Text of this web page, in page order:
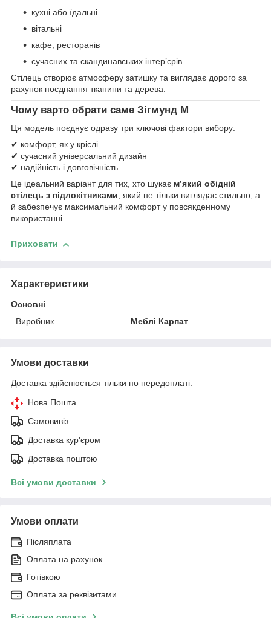
кухні або їдальні
вітальні
кафе, ресторанів
сучасних та скандинавських інтер’єрів
Стілець створює атмосферу затишку та виглядає дорого за
рахунок поєднання тканини та дерева.
Чому варто обрати саме Зігмунд М
Ця модель поєднує одразу три ключові фактори вибору:
✔ комфорт, як у кріслі
✔ сучасний універсальний дизайн
✔ надійність і довговічність
Це ідеальний варіант для тих, хто шукає м’який обідній
стілець з підлокітниками, який не тільки виглядає стильно, а
й забезпечує максимальний комфорт у повсякденному
використанні.
Приховати
Характеристики
Основні
Виробник
Меблі Карпат
Умови доставки
Доставка здійснюється тільки по передоплаті.
Нова Пошта
Самовивіз
Доставка кур'єром
Доставка поштою
Всі умови доставки
Умови оплати
Післяплата
Оплата на рахунок
Готівкою
Оплата за реквізитами